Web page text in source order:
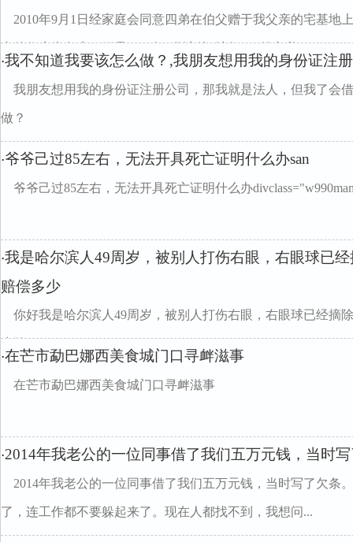
2010年9月1日经家庭会同意四弟在伯父赠于我父亲的宅基地
亲的住房为危房。可是2011年3月该处动迁，四弟拿私...
·我不知道我要该怎么做？,我朋友想用我的身份证注
我朋友想用我的身份证注册公司，那我就是法人，但我了会
做？
·爷爷己过85左右，无法开具死亡证明什么办san
爷爷己过85左右，无法开具死亡证明什么办
·我是哈尔滨人49周岁，被别人打伤右眼，右眼球已
赔偿多少
你好我是哈尔滨人49周岁，被别人打伤右眼，右眼球已经摘
少钱
·在芒市勐巴娜西美食城门口寻衅滋事
在芒市勐巴娜西美食城门口寻衅滋事
·2014年我老公的一位同事借了我们五万元钱，当时
2014年我老公的一位同事借了我们五万元钱，当时写了欠条
了，连工作都不要躲起来了。现在人都找不到，我想问...